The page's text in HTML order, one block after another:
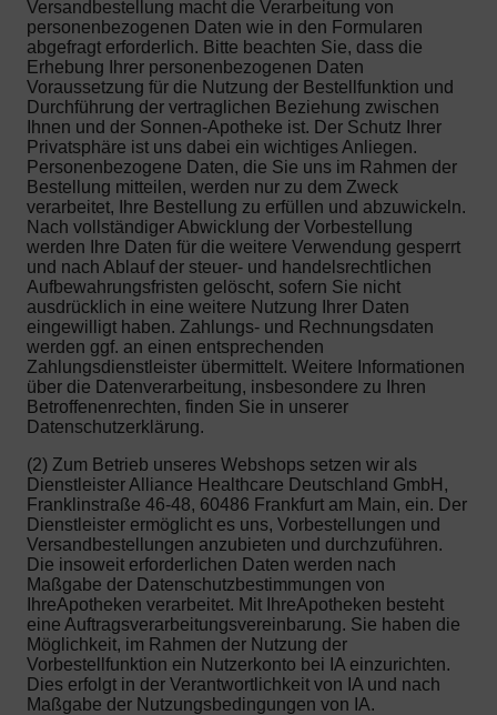
Versandbestellung macht die Verarbeitung von
personenbezogenen Daten wie in den Formularen
abgefragt erforderlich. Bitte beachten Sie, dass die
Erhebung Ihrer personenbezogenen Daten
Voraussetzung für die Nutzung der Bestellfunktion und
Durchführung der vertraglichen Beziehung zwischen
Ihnen und der Sonnen-Apotheke ist. Der Schutz Ihrer
Privatsphäre ist uns dabei ein wichtiges Anliegen.
Personenbezogene Daten, die Sie uns im Rahmen der
Bestellung mitteilen, werden nur zu dem Zweck
verarbeitet, Ihre Bestellung zu erfüllen und abzuwickeln.
Nach vollständiger Abwicklung der Vorbestellung
werden Ihre Daten für die weitere Verwendung gesperrt
und nach Ablauf der steuer- und handelsrechtlichen
Aufbewahrungsfristen gelöscht, sofern Sie nicht
ausdrücklich in eine weitere Nutzung Ihrer Daten
eingewilligt haben. Zahlungs- und Rechnungsdaten
werden ggf. an einen entsprechenden
Zahlungsdienstleister übermittelt. Weitere Informationen
über die Datenverarbeitung, insbesondere zu Ihren
Betroffenenrechten, finden Sie in unserer
Datenschutzerklärung.
(2) Zum Betrieb unseres Webshops setzen wir als
Dienstleister Alliance Healthcare Deutschland GmbH,
Franklinstraße 46-48, 60486 Frankfurt am Main, ein. Der
Dienstleister ermöglicht es uns, Vorbestellungen und
Versandbestellungen anzubieten und durchzuführen.
Die insoweit erforderlichen Daten werden nach
Maßgabe der Datenschutzbestimmungen von
IhreApotheken verarbeitet. Mit IhreApotheken besteht
eine Auftragsverarbeitungsvereinbarung. Sie haben die
Möglichkeit, im Rahmen der Nutzung der
Vorbestellfunktion ein Nutzerkonto bei IA einzurichten.
Dies erfolgt in der Verantwortlichkeit von IA und nach
Maßgabe der Nutzungsbedingungen von IA.